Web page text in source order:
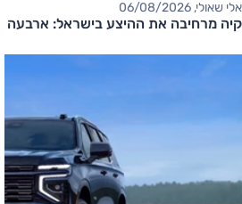
אלי שאולי, 06/08/2026
קיה מרחיבה את ההיצע בישראל: ארבעה